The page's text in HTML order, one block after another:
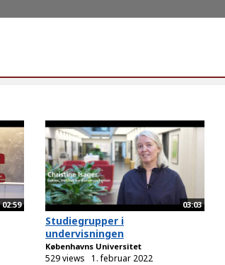
02:59 03:03
Studiegrupper i
undervisningen
Københavns Universitet
529 views 1. februar 2022